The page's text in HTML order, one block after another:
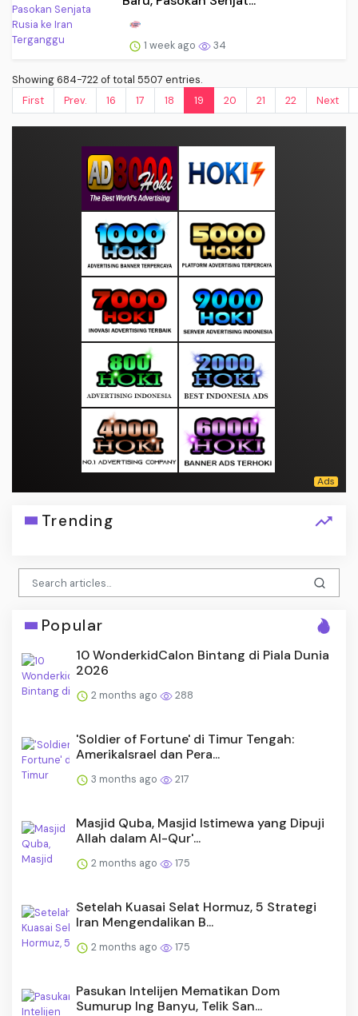
1 week ago 34
Showing 684-722 of total 5507 entries.
First
Prev. 16 17 18 19 20 21 22 Next
Trending
Popular
10 WonderkidCalon Bintang di Piala Dunia
2026
2 months ago 288
'Soldier of Fortune' di Timur Tengah:
AmerikaIsrael dan Pera...
3 months ago 217
Masjid Quba, Masjid Istimewa yang Dipuji
Allah dalam Al-Qur'...
2 months ago 175
Setelah Kuasai Selat Hormuz, 5 Strategi
Iran Mengendalikan B...
2 months ago 175
Pasukan Intelijen Mematikan Dom
Sumurup Ing Banyu, Telik San...